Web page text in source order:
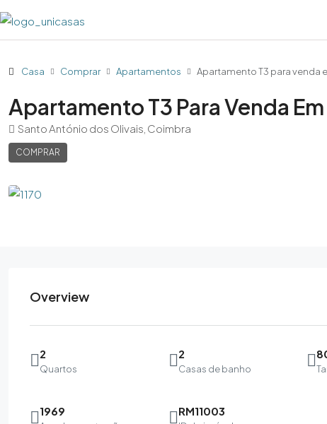
Casa Comprar Apartamentos Apartamento T3 para venda
Apartamento T3 Para Venda
Santo António dos Olivais, Coimbra
COMPRAR
Overview
2
Quartos
2
Casas de banho
1969 RM11003